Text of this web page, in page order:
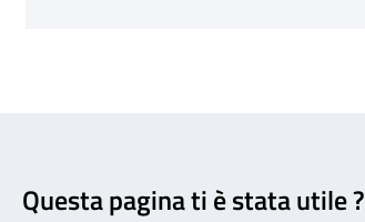
Questa pagina ti è stata utile ?